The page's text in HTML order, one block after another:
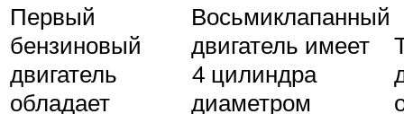
Первый
бензиновый
двигатель
обладает
Восьмиклапанный
двигатель имеет
4 цилиндра
диаметром